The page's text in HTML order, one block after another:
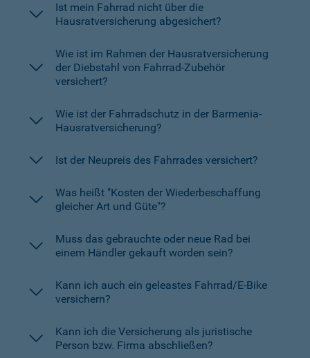
Ist mein Fahrrad nicht über die
Hausratversicherung abgesichert?
Wie ist im Rahmen der Hausratversicherung
der Diebstahl von Fahrrad-Zubehör
versichert?
Wie ist der Fahrradschutz in der Barmenia-
Hausratversicherung?
Ist der Neupreis des Fahrrades versichert?
Was heißt "Kosten der Wiederbeschaffung
gleicher Art und Güte"?
Muss das gebrauchte oder neue Rad bei
einem Händler gekauft worden sein?
Kann ich auch ein geleastes Fahrrad/E-Bike
versichern?
Kann ich die Versicherung als juristische
Person bzw. Firma abschließen?